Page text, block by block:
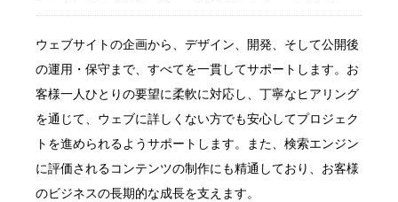
ウェブサイトの企画から、デザイン、開発、そして公開後
の運用・保守まで、すべてを一貫してサポートします。お
客様一人ひとりの要望に柔軟に対応し、丁寧なヒアリング
を通じて、ウェブに詳しくない方でも安心してプロジェク
トを進められるようサポートします。また、検索エンジン
に評価されるコンテンツの制作にも精通しており、お客様
のビジネスの長期的な成長を支えます。